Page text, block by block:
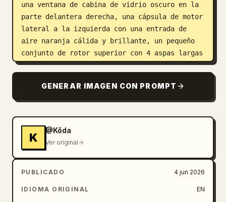
una ventana de cabina de vidrio oscuro en la
parte delantera derecha, una cápsula de motor
lateral a la izquierda con una entrada de
aire naranja cálida y brillante, un pequeño
conjunto de rotor superior con 4 aspas largas
y oscuras, y una antena parabólica ovalada
Incluye exactamente 5 marcas prominentes en
la nave: un número rojo grande "379" en el
cerca de la cabina, un emblema angular rojo
en la antena parabólica blanca, una
calcomanía de advertencia triangular naranja
y una pequeña marca X negra. Un pequeño
piloto o mecánico sentado es apenas visible
en el área de la puerta de la cabina. La
GENERAR IMAGEN CON PROMPT
K
@Kōda
Ver original
PUBLICADO 4 jun 2026
IDIOMA ORIGINAL EN